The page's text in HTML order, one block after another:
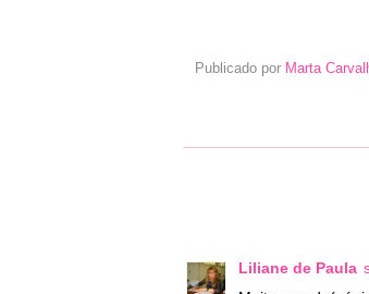
Publicado por Marta
Liliane de Paula